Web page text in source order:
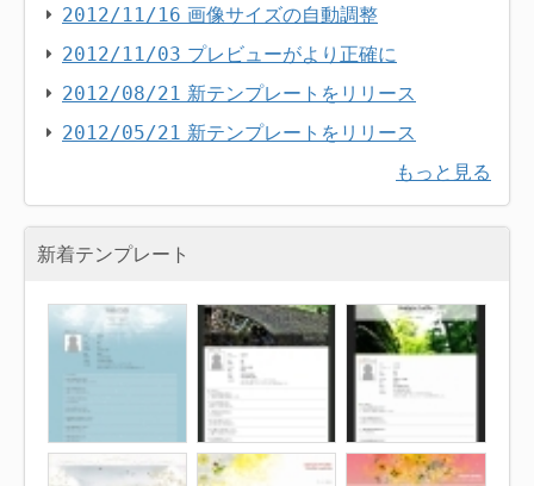
2012/11/16 画像サイズの自動調整
2012/11/03 プレビューがより正確に
2012/08/21 新テンプレートをリリース
2012/05/21 新テンプレートをリリース
もっと見る
新着テンプレート